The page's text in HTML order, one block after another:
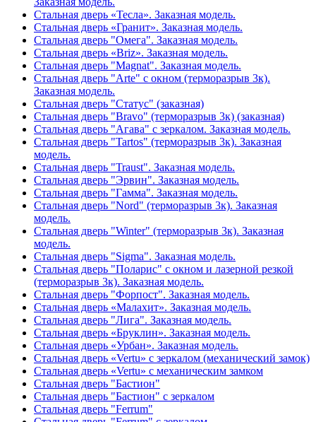
Стальная дверь «Тесла». Заказная модель.
Стальная дверь «Гранит». Заказная модель.
Стальная дверь "Омега". Заказная модель.
Стальная дверь «Briz». Заказная модель.
Стальная дверь "Magnat". Заказная модель.
Стальная дверь "Arte" с окном (терморазрыв 3к).
Заказная модель.
Стальная дверь "Статус" (заказная)
Стальная дверь "Bravo" (терморазрыв 3к) (заказная)
Стальная дверь "Агава" с зеркалом. Заказная модель.
Стальная дверь "Tartos" (терморазрыв 3к). Заказная
модель.
Стальная дверь "Traust". Заказная модель.
Стальная дверь "Эрвин". Заказная модель.
Стальная дверь "Гамма". Заказная модель.
Стальная дверь "Nord" (терморазрыв 3к). Заказная
модель.
Стальная дверь "Winter" (терморазрыв 3к). Заказная
модель.
Стальная дверь "Sigma". Заказная модель.
Стальная дверь "Поларис" с окном и лазерной резкой
(терморазрыв 3к). Заказная модель.
Стальная дверь "Форпост". Заказная модель.
Стальная дверь «Малахит». Заказная модель.
Стальная дверь "Лига". Заказная модель.
Стальная дверь «Бруклин». Заказная модель.
Стальная дверь «Урбан». Заказная модель.
Стальная дверь «Vertu» с зеркалом (механический замок)
Стальная дверь «Vertu» с механическим замком
Стальная дверь "Бастион"
Стальная дверь "Бастион" с зеркалом
Стальная дверь "Ferrum"